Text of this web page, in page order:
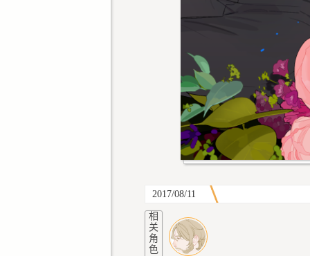
2017/08/11
相
关
角
色